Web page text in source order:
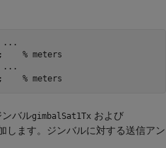
...
% meters
...
% meters
ンバルgimbalSat1Tx および
します。ジンバルに対する送信アン